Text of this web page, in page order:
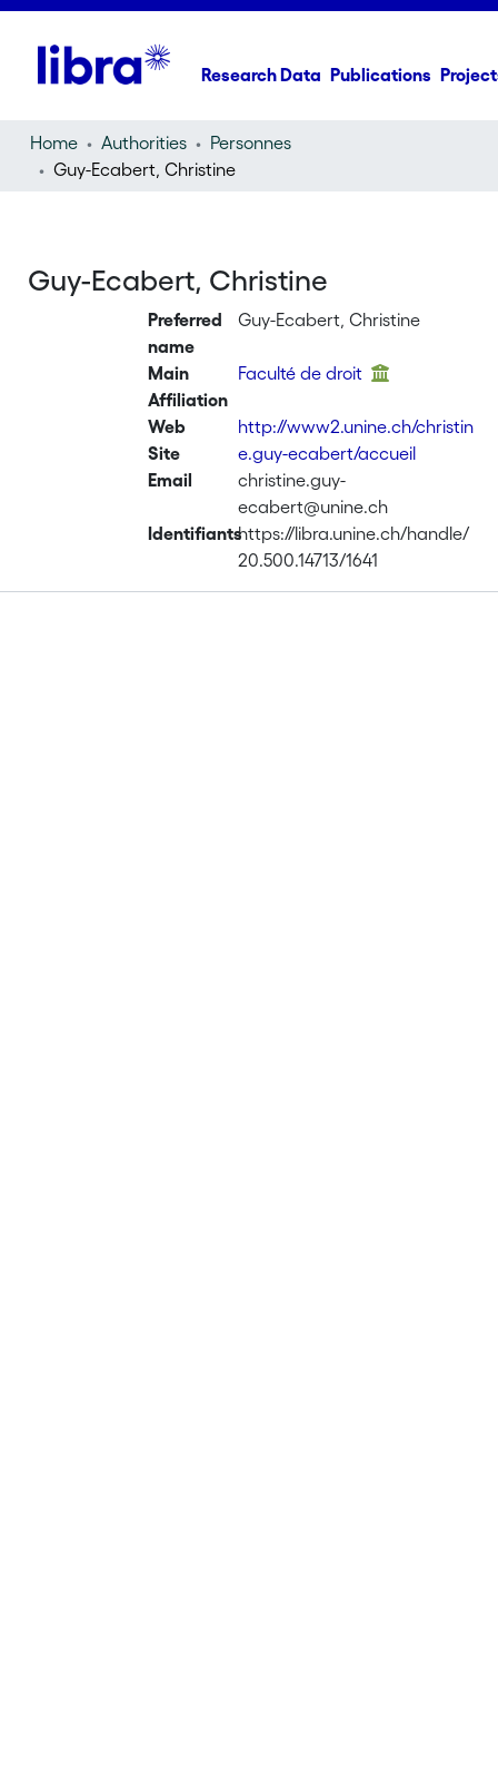
Research Data Publications
Home Authorities
Personnes
Guy-Ecabert, Christine
Guy-Ecabert, Christine
Preferred
name
Guy-Ecabert, Christine
Main
Affiliation
Faculté de droit
Web
Site
http://www2.unine.ch/christin
e.guy-ecabert/accueil
Email
christine.guy-
ecabert@unine.ch
Identifiantshttps://libra.unine.ch/handle/
20.500.14713/1641